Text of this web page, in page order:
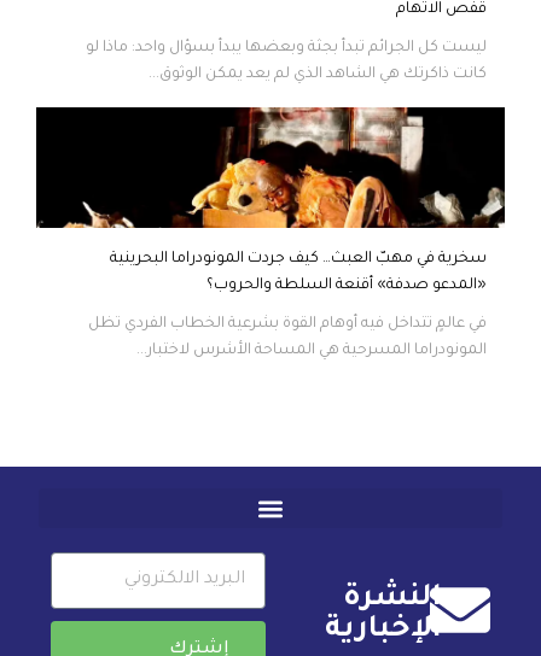
قفص الاتهام
ليست كل الجرائم تبدأ بجثة وبعضها يبدأ بسؤال واحد: ماذا لو
كانت ذاكرتك هي الشاهد الذي لم يعد يمكن الوثوق...
سخرية في مهبّ العبث… كيف جردت المونودراما البحرينية
«المدعو صدفة» أقنعة السلطة والحروب؟
في عالمٍ تتداخل فيه أوهام القوة بشرعية الخطاب الفردي تظل
المونودراما المسرحية هي المساحة الأشرس لاختبار...
النشرة
الإخبارية
إشترك